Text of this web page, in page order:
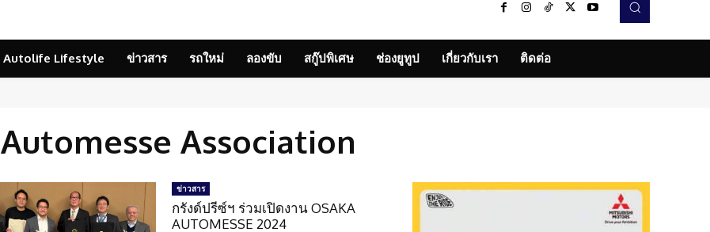
Autolife Lifestyle ข่าวสาร รถใหม่ ลองขับ สกู๊ปพิเศษ ช่องยูทูป เกี่ยวกับเรา ติดต่อ
Automesse Association
ข่าวสาร
กรังด์ปรีซ์ฯ ร่วมเปิดงาน OSAKA
AUTOMESSE 2024